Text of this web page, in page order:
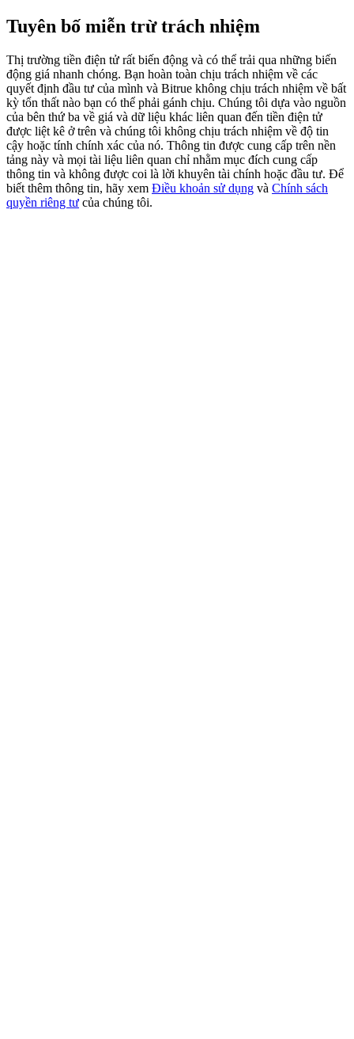
Register & Trade to Win 500,000 USDT
Precious Metals Trading Carnival
Trade Gold & Silver · 33,333 USDT Bonus
USDT New User Exclusive 10% APR
USDT Flexible Staking | Daily Rewards
Tuyên bố miễn trừ trách nhiệm
Thị trường tiền điện tử rất biến động và có thể trải qua những biến
động giá nhanh chóng. Bạn hoàn toàn chịu trách nhiệm về các
quyết định đầu tư của mình và Bitrue không chịu trách nhiệm về bất
kỳ tổn thất nào bạn có thể phải gánh chịu. Chúng tôi dựa vào nguồn
của bên thứ ba về giá và dữ liệu khác liên quan đến tiền điện tử
được liệt kê ở trên và chúng tôi không chịu trách nhiệm về độ tin
cậy hoặc tính chính xác của nó. Thông tin được cung cấp trên nền
tảng này và mọi tài liệu liên quan chỉ nhằm mục đích cung cấp
thông tin và không được coi là lời khuyên tài chính hoặc đầu tư. Để
biết thêm thông tin, hãy xem Điều khoản sử dụng và Chính sách
quyền riêng tư của chúng tôi.